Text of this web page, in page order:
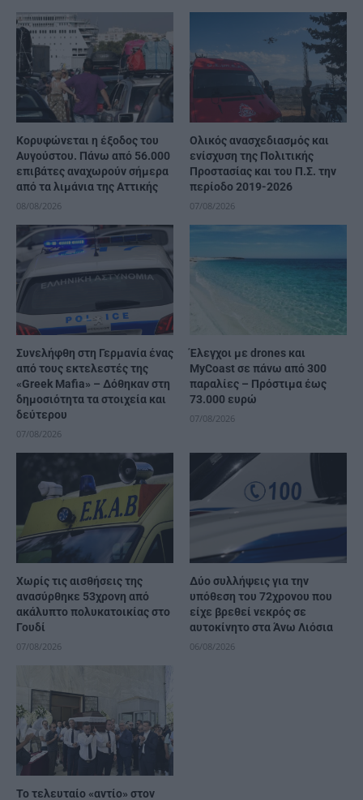
Κορυφώνεται η έξοδος του
Αυγούστου. Πάνω από 56.000
επιβάτες αναχωρούν σήμερα
από τα λιμάνια της Αττικής
08/08/2026
Ολικός ανασχεδιασμός και
ενίσχυση της Πολιτικής
Προστασίας και του Π.Σ. την
περίοδο 2019-2026
07/08/2026
Συνελήφθη στη Γερμανία ένας
από τους εκτελεστές της
«Greek Mafia» – Δόθηκαν στη
δημοσιότητα τα στοιχεία και
δεύτερου
07/08/2026
Έλεγχοι με drones και
MyCoast σε πάνω από 300
παραλίες – Πρόστιμα έως
73.000 ευρώ
07/08/2026
Χωρίς τις αισθήσεις της
ανασύρθηκε 53χρονη από
ακάλυπτο πολυκατοικίας στο
Γουδί
07/08/2026
Δύο συλλήψεις για την
υπόθεση του 72χρονου που
είχε βρεθεί νεκρός σε
αυτοκίνητο στα Άνω Λιόσια
06/08/2026
Το τελευταίο «αντίο» στον